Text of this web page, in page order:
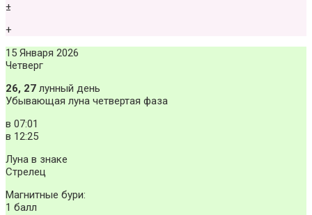
±
+
15 Января 2026
Четверг
26, 27 лунный день
Убывающая луна четвертая фаза
в 07:01
в 12:25
Луна в знаке
Стрелец
Магнитные бури:
1 балл